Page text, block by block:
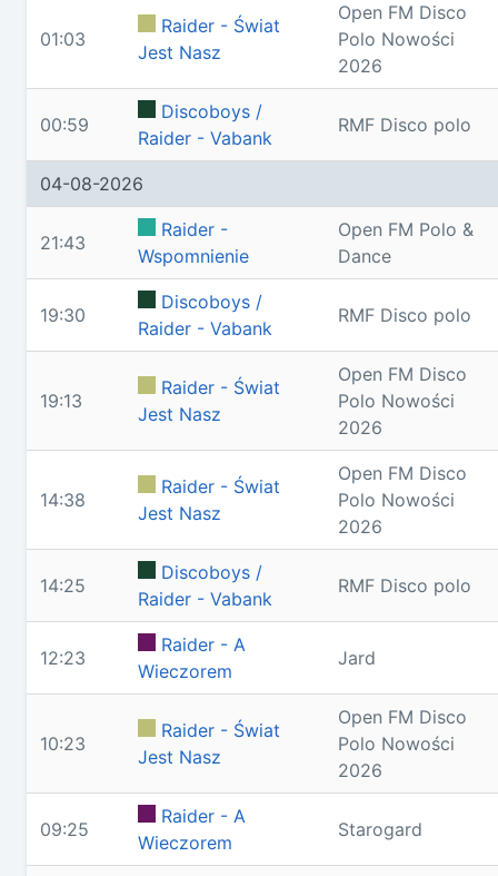
01:03
Raider - Świat
Jest Nasz
Open FM Disco
Polo Nowości
2026
00:59
Discoboys /
Raider - Vabank
RMF Disco polo
04-08-2026
21:43
Raider -
Wspomnienie
Open FM Polo &
Dance
19:30
Discoboys /
Raider - Vabank
RMF Disco polo
19:13
Raider - Świat
Jest Nasz
Open FM Disco
Polo Nowości
2026
14:38
Raider - Świat
Jest Nasz
Open FM Disco
Polo Nowości
2026
14:25
Discoboys /
Raider - Vabank
RMF Disco polo
12:23
Raider - A
Wieczorem
Jard
10:23
Raider - Świat
Jest Nasz
Open FM Disco
Polo Nowości
2026
09:25
Raider - A
Wieczorem
Starogard